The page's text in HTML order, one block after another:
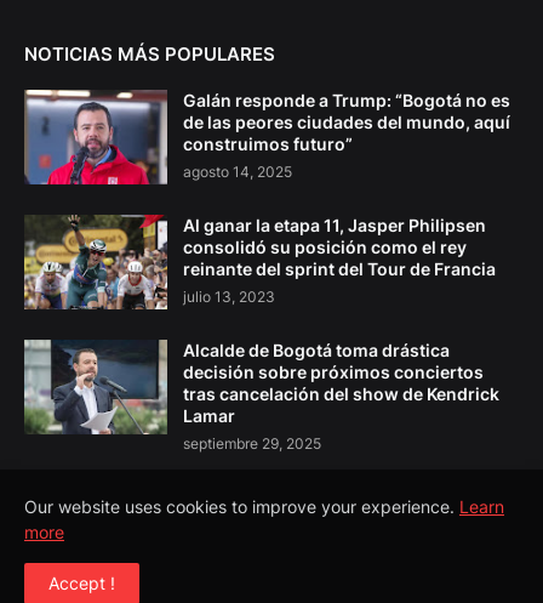
NOTICIAS MÁS POPULARES
Galán responde a Trump: “Bogotá no es
de las peores ciudades del mundo, aquí
construimos futuro”
agosto 14, 2025
Al ganar la etapa 11, Jasper Philipsen
consolidó su posición como el rey
reinante del sprint del Tour de Francia
julio 13, 2023
Alcalde de Bogotá toma drástica
decisión sobre próximos conciertos
tras cancelación del show de Kendrick
Lamar
septiembre 29, 2025
Copyright ©
Our website uses cookies to improve your experience. Learn
more
Accept !